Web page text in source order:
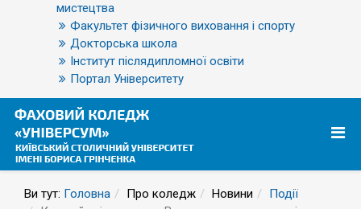
мистецтва
Факультет фізичного виховання і спорту
Докторська школа
Інститут післядипломної освіти
Портал Університету
Ви тут: Головна Про коледж Новини
Події